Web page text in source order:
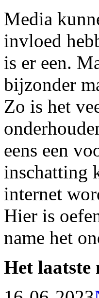
Media
invloed
is er een.
bijzonder
Zo is het
eens een
inschatting
internet
Hier is
name het
Het laatste